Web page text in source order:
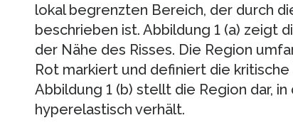
lokal begrenzten Bereich, der durch
beschrieben ist. Abbildung 1 (a) zeigt
der Nähe des Risses. Die Region
Rot markiert und definiert die
Abbildung 1 (b) stellt die Region dar,
hyperelastisch verhält.